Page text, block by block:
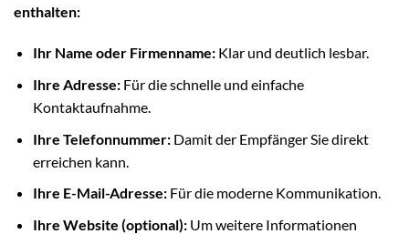
enthalten:
Ihr Name oder Firmenname:Klar und deutlich lesbar.
Ihre Adresse:Für die schnelle und einfache
Kontaktaufnahme.
Ihre Telefonnummer:Damit der Empfänger Sie direkt
erreichen kann.
Ihre E-Mail-Adresse:Für die moderne Kommunikation.
Ihre Website (optional):Um weitere Informationen